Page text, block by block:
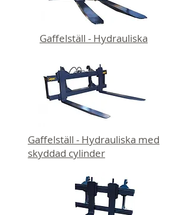
Gaffelställ - Hydrauliska
Gaffelställ - Hydrauliska med
skyddad cylinder